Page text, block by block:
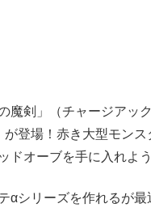
魔剣」（チャージアッ
が登場！赤き大型モン
ドオーブを手に入れよう
αシリーズを作れるが最